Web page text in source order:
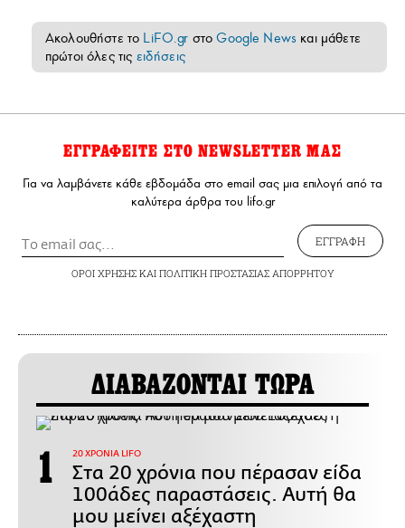
Ακολουθήστε το LiFO.gr στοGoogle News και μάθετε
πρώτοι όλες τις ειδήσεις
ΕΓΓΡΑΦΕΙΤΕ ΣΤΟ NEWSLETTER ΜΑΣ
Για να λαμβάνετε κάθε εβδομάδα στο email σας μια επιλογή από τα
καλύτερα άρθρα του lifo.gr
ΕΓΓΡΑΦΗ
ΟΡΟΙ ΧΡΗΣΗΣΚΑΙ ΠΟΛΙΤΙΚΗ ΠΡΟΣΤΑΣΙΑΣ ΑΠΟΡΡΗΤΟΥ
ΔΙΑΒΑΖΟΝΤΑΙ ΤΩΡΑ
20 ΧΡΟΝΙΑ LIFO
Στα 20 χρόνια που πέρασαν είδα
100άδες παραστάσεις. Αυτή θα
μου μείνει αξέχαστη